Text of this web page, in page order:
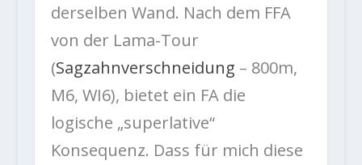
derselben Wand. Nach dem FFA
von der Lama-Tour
(Sagzahnverschneidung – 800m,
M6, WI6), bietet ein FA die
logische „superlative“
Konsequenz. Dass für mich diese